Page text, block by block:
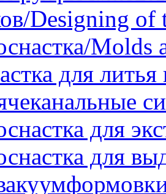
Designing of
Molds
для литья
для
для